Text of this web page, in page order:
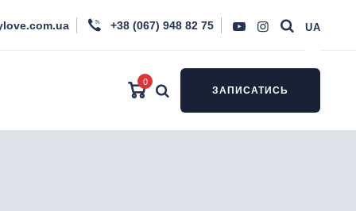
+38 (067) 948 82 75 UA
0
ЗАПИСАТИСЬ